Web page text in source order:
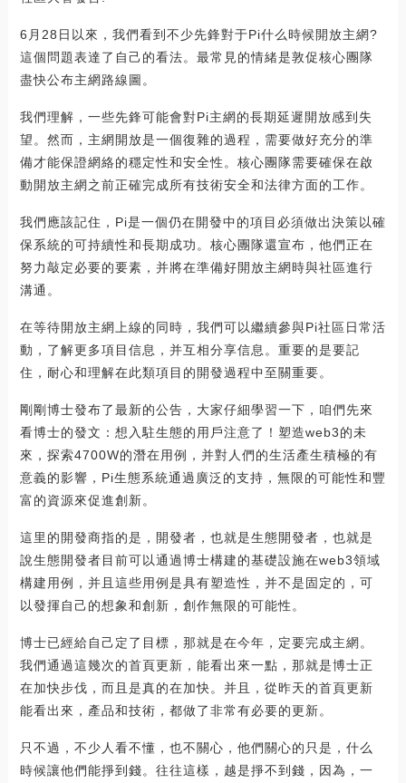
6月28日以來，我們看到不少先鋒對于Pi什么時候開放主網?
這個問題表達了自己的看法。最常見的情緒是敦促核心團隊
盡快公布主網路線圖。
我們理解，一些先鋒可能會對Pi主網的長期延遲開放感到失
望。然而，主網開放是一個復雜的過程，需要做好充分的準
備才能保證網絡的穩定性和安全性。核心團隊需要確保在啟
動開放主網之前正確完成所有技術安全和法律方面的工作。
我們應該記住，Pi是一個仍在開發中的項目必須做出決策以確
保系統的可持續性和長期成功。核心團隊還宣布，他們正在
努力敲定必要的要素，并將在準備好開放主網時與社區進行
溝通。
在等待開放主網上線的同時，我們可以繼續參與Pi社區日常活
動，了解更多項目信息，并互相分享信息。重要的是要記
住，耐心和理解在此類項目的開發過程中至關重要。
剛剛博士發布了最新的公告，大家仔細學習一下，咱們先來
看博士的發文：想入駐生態的用戶注意了！塑造web3的未
來，探索4700W的潛在用例，并對人們的生活產生積極的有
意義的影響，Pi生態系統通過廣泛的支持，無限的可能性和豐
富的資源來促進創新。
這里的開發商指的是，開發者，也就是生態開發者，也就是
說生態開發者目前可以通過博士構建的基礎設施在web3領域
構建用例，并且這些用例是具有塑造性，并不是固定的，可
以發揮自己的想象和創新，創作無限的可能性。
博士已經給自己定了目標，那就是在今年，定要完成主網。
我們通過這幾次的首頁更新，能看出來一點，那就是博士正
在加快步伐，而且是真的在加快。并且，從昨天的首頁更新
能看出來，產品和技術，都做了非常有必要的更新。
只不過，不少人看不懂，也不關心，他們關心的只是，什么
時候讓他們能掙到錢。往往這樣，越是掙不到錢，因為，一